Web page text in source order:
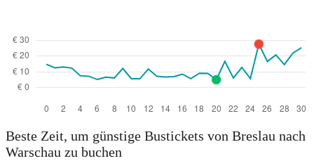
Beste Zeit, um günstige Bustickets von Breslau nach
Warschau zu buchen